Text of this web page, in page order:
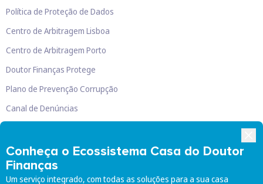
Conheça o Ecossistema Casa do Doutor
Finanças
Um serviço integrado, com todas as soluções para a sua casa
Política de Proteção de Dados
Centro de Arbitragem Lisboa
Centro de Arbitragem Porto
Doutor Finanças Protege
Plano de Prevenção Corrupção
Canal de Denúncias